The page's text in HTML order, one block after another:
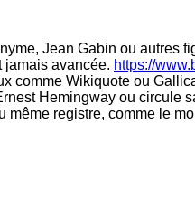
Jean Gabin ou
jamais avancée. https://
Wikiquote ou
Hemingway ou circule
registre, comme le